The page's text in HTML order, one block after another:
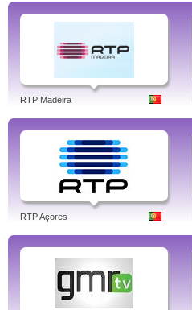
RTP Madeira
RTP Açores